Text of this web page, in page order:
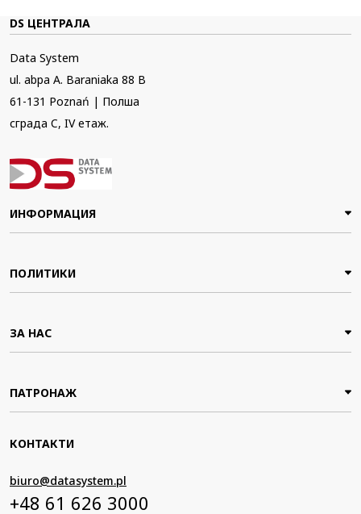
DS ЦЕНТРАЛА
Data System
ul. abpa A. Baraniaka 88 B
61-131 Poznań | Полша
сграда C, IV етаж.
ИНФОРМАЦИЯ
ПОЛИТИКИ
ЗА НАС
ПАТРОНАЖ
КОНТАКТИ
biuro@datasystem.pl
+48 61 626 3000